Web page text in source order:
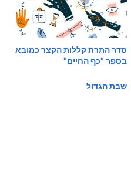
סדר התרת קללות הקצר כמובא
בספר "כף החיים"
שבת הגדול